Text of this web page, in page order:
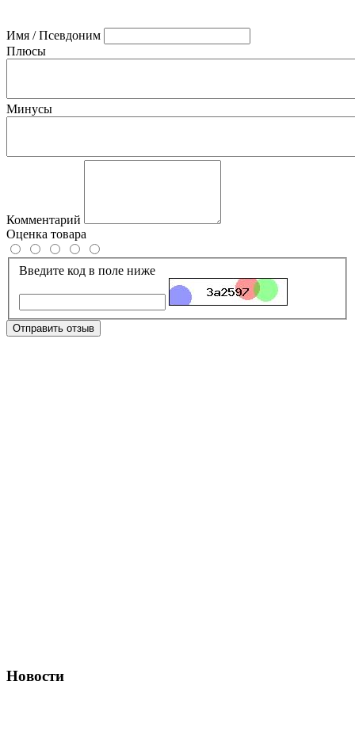
Имя / Псевдоним
Плюсы
Минусы
Комментарий
Оценка товара
Введите код в поле ниже
Отправить отзыв
Новости